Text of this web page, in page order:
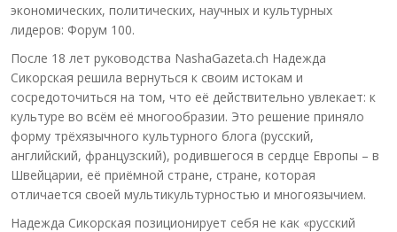
экономических, политических, научных и культурных
лидеров: Форум 100.
После 18 лет руководства NashaGazeta.ch Надежда
Сикорская решила вернуться к своим истокам и
сосредоточиться на том, что её действительно увлекает: к
культуре во всём её многообразии. Это решение приняло
форму трёхязычного культурного блога (русский,
английский, французский), родившегося в сердце Европы – в
Швейцарии, её приёмной стране, стране, которая
отличается своей мультикультурностью и многоязычием.
Надежда Сикорская позиционирует себя не как «русский